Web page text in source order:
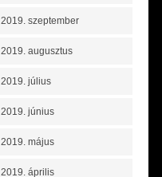
2019. szeptember
2019. augusztus
2019. július
2019. június
2019. május
2019. április